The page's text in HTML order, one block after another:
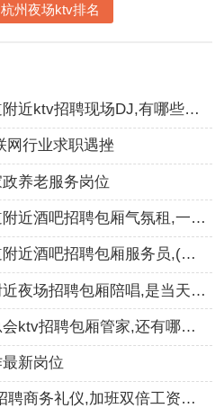
杭州夜场ktv排名
上海徐汇区龙华街道附近ktv招聘现场DJ,有哪些工作岗位
网行业求职遇挫
养老服务岗位
上海静安区北站街道附近酒吧招聘包厢气氛租,一个月上几天班
杭州钱塘区前进街道附近酒吧招聘包厢服务员,(不抽台费)
上海宝山区月浦镇附近夜场招聘包厢陪唱,是当天上班当天发薪吗？
上海什么地方有夜总会ktv招聘包厢管家,还有哪些职位
新岗位
杭州知名的夜场ktv招聘商务礼仪,加班双倍工资吗？